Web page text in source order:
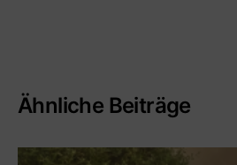
Ähnliche Beiträge